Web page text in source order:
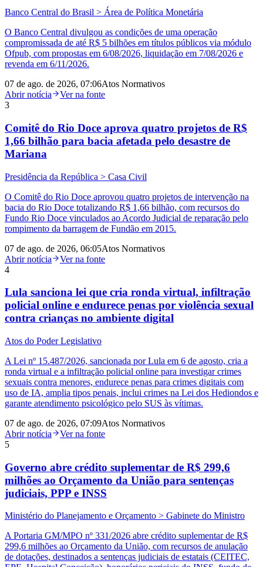
Banco Central do Brasil > Área de Política Monetária
O Banco Central divulgou as condições de uma operação
compromissada de até R$ 5 bilhões em títulos públicos via módulo
Ofpub, com propostas em 6/08/2026, liquidação em 7/08/2026 e
revenda em 6/11/2026.
07 de ago. de 2026, 07:06Atos Normativos
Abrir notícia
Ver na fonte
3
Comitê do Rio Doce aprova quatro projetos de R$
1,66 bilhão para bacia afetada pelo desastre de
Mariana
Presidência da República > Casa Civil
O Comitê do Rio Doce aprovou quatro projetos de intervenção na
bacia do Rio Doce totalizando R$ 1,66 bilhão, com recursos do
Fundo Rio Doce vinculados ao Acordo Judicial de reparação pelo
rompimento da barragem de Fundão em 2015.
07 de ago. de 2026, 06:05Atos Normativos
Abrir notícia
Ver na fonte
4
Lula sanciona lei que cria ronda virtual, infiltração
policial online e endurece penas por violência sexual
contra crianças no ambiente digital
Atos do Poder Legislativo
A Lei nº 15.487/2026, sancionada por Lula em 6 de agosto, cria a
ronda virtual e a infiltração policial online para investigar crimes
sexuais contra menores, endurece penas para crimes digitais com
uso de IA, amplia tipos penais, inclui crimes na Lei dos Hediondos e
garante atendimento psicológico pelo SUS às vítimas.
07 de ago. de 2026, 07:09Atos Normativos
Abrir notícia
Ver na fonte
5
Governo abre crédito suplementar de R$ 299,6
milhões ao Orçamento da União para sentenças
judiciais, PPP e INSS
Ministério do Planejamento e Orçamento > Gabinete do Ministro
A Portaria GM/MPO nº 331/2026 abre crédito suplementar de R$
299,6 milhões ao Orçamento da União, com recursos de anulação
de dotações, destinados a sentenças judiciais de estatais (CEITEC,